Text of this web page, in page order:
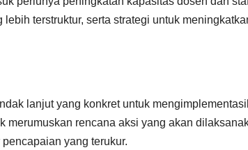
terstruktur, serta strategi untuk
lanjut yang konkret untuk
merumuskan rencana aksi yang akan
yang terukur.